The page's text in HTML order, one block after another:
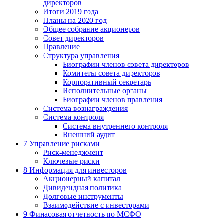
директоров
Итоги 2019 года
Планы на 2020 год
Общее собрание акционеров
Совет директоров
Правление
Структура управления
Биографии членов совета директоров
Комитеты совета директоров
Корпоративный секретарь
Исполнительные органы
Биографии членов правления
Система вознаграждения
Система контроля
Система внутреннего контроля
Внешний аудит
7 Управление рисками
Риск-менеджмент
Ключевые риски
8 Информация для инвесторов
Акционерный капитал
Дивидендная политика
Долговые инструменты
Взаимодействие с инвеcторами
9 Финасовая отчетность по МСФО